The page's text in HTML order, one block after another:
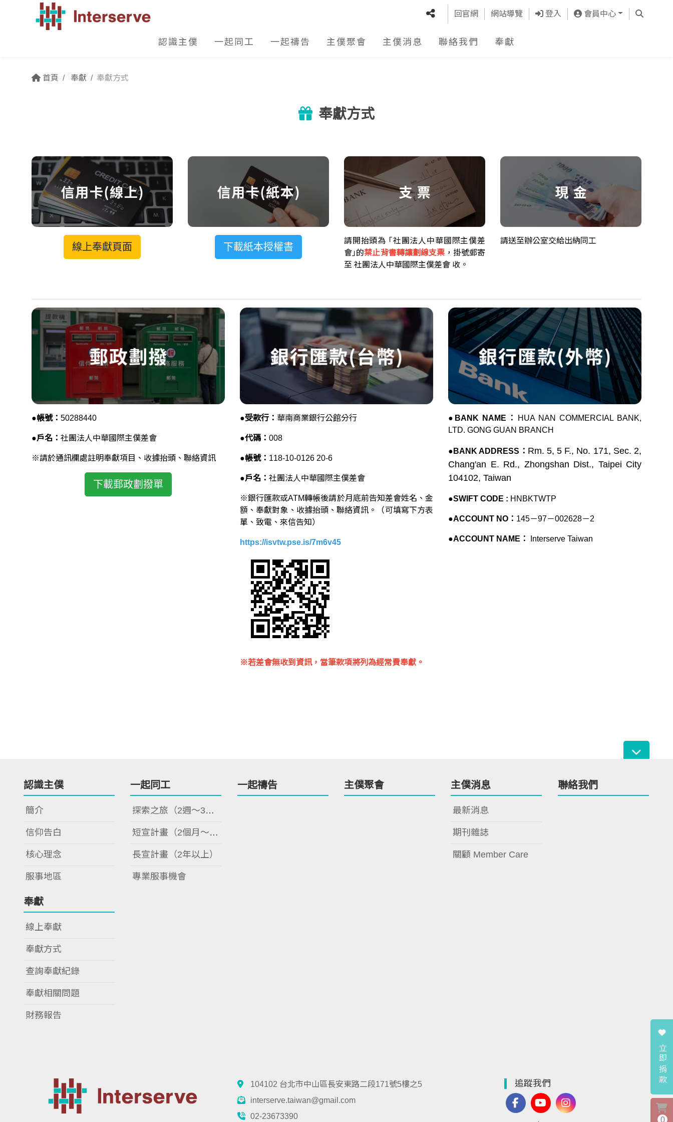
回官網 網站導覽 登入 會員中心 查詢
認識主僕 一起同工 一起禱告 主僕聚會 主僕消息 聯絡我們 奉獻
首頁 奉獻 奉獻方式
奉獻方式
線上奉獻頁面 下載紙本授權書
請開抬頭為 ｢社團法人中華國際主僕差
會｣的禁止背書轉讓劃線支票 ，掛號郵寄
至 社團法人中華國際主僕差會 收。
請送至辦公室交給出納同工
●帳號： 50288440
●戶名： 社團法人中華國際主僕差會
※請於通訊欄處註明奉獻項目、收據抬頭、聯絡資訊
下載郵政劃撥單
●受款行： 華南商業銀行公館分行
●代碼： 008
●帳號： 118-10-0126 20-6
●戶名： 社團法人中華國際主僕差會
※銀行匯款或ATM轉帳後請於月底前告知差會姓名、金
額、奉獻對象、 收據抬頭、聯絡資訊 。（可填寫下方表
單、致電、來信告知）
https://isvtw.pse.is/7m6v45
※若差會無收到資訊，當筆款項將列為經常費奉獻。
● BANK NAME：
HUA NAN COMMERCIAL BANK,
LTD. GONG GUAN BRANCH
● BANK ADDRESS ： Rm. 5, 5 F., No. 171, Sec. 2,
Chang'an E. Rd., Zhongshan Dist., Taipei City
104102, Taiwan
●SWIFT CODE : HNBKTWTP
●ACCOUNT NO： 145－97－002628－2
●ACCOUNT NAME： Interserve Taiwan
認識主僕
簡介
信仰告白
核心理念
服事地區
一起同工
探索之旅（2週～3週）
短宣計畫（2個月～2年）
長宣計畫（2年以上）
專業服事機會
一起禱告 主僕聚會 主僕消息
最新消息
期刊雜誌
關顧 Member Care
聯絡我們
奉獻
線上奉獻
奉獻方式
查詢奉獻紀錄
奉獻相關問題
財務報告
104102 台北市中山區長安東路二段171號5樓之5
interserve.taiwan@gmail.com
02-23673390
追蹤我們 立即捐款
0